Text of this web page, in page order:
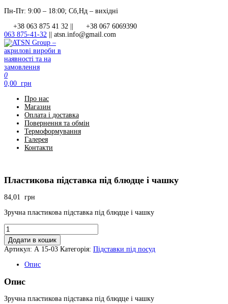
Перейти
контенту
Пн-Пт: 9:00 – 18:00; Сб,Нд – вихідні
+38 063 875 41 32 ||
+38 067 6069390
063 875-41-32
atsn.info@gmail.com
ATSN Group – акрилові вироби в наявності та на замовлення
0
0,00 грн
Про нас
Магазин
Оплата і доставка
Повернення та обмін
Термоформування
Галерея
Контакти
Пластикова підставка під блюдце і чашку
84,01
грн
Зручна пластикова підставка під блюдце і чашку
Пластикова
підставка
під
блюдце
чашку
Додати в кошик
Артикул: А 15-03 Категорія: Підставки під посуд
Опис
Опис
Зручна пластикова підставка під блюдце і чашку